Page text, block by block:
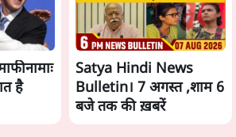
है
Satya Hindi News
Bulletin। 7 अगस्त ,शाम 6
बजे तक की ख़बरें